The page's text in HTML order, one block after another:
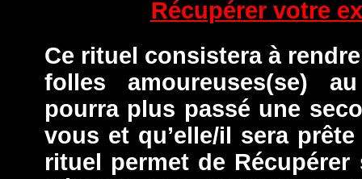
Récupérer votre
Ce rituel consistera à
folles amoureuses(se)
pourra plus passé une
vous et qu’elle/il sera
rituel permet de